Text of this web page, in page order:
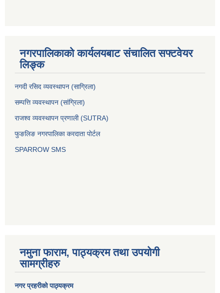
नगरपालिकाको कार्यलयबाट संचालित सफ्टवेयर
लिङ्क
नगदी रसिद व्यवस्थापन (साग्रिला)
सम्पत्ति व्यवस्थापन (सांग्रिला)
राजश्व व्यवस्थापन प्रणाली (SUTRA)
फुङलिङ नगरपालिका करदाता पोर्टल
SPARROW SMS
नमुना फाराम, पाठ्यक्रम तथा उपयोगी
सामग्रीहरु
नगर प्रहरीको पाठ्यक्रम